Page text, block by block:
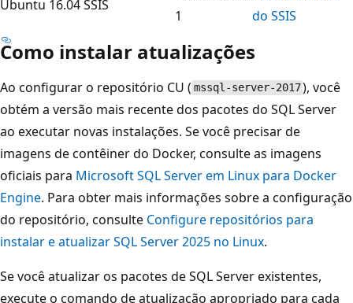
Ubuntu 16.04SSIS
1
do SSIS
Como instalar atualizações
Ao configurar o repositório CU ( mssql-server-2017), você
obtém a versão mais recente dos pacotes do SQL Server
ao executar novas instalações. Se você precisar de
imagens de contêiner do Docker, consulte as imagens
oficiais para Microsoft SQL Server em Linux para Docker
Engine. Para obter mais informações sobre a configuração
do repositório, consulte Configure repositórios para
instalar e atualizar SQL Server 2025 no Linux.
Se você atualizar os pacotes de SQL Server existentes,
execute o comando de atualização apropriado para cada